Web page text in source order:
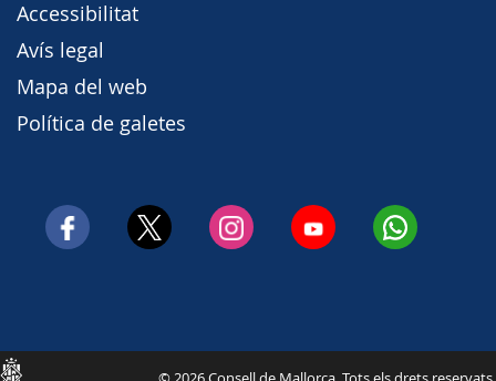
Accessibilitat
Avís legal
Mapa del web
Política de galetes
Consell